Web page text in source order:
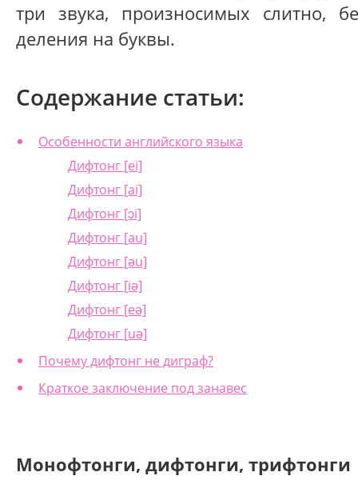
три звука, произносимых слитно,
деления на буквы.
Содержание статьи:
Особенности английского языка
Дифтонг [ei]
Дифтонг [ai]
Дифтонг [ɔi]
Дифтонг [au]
Дифтонг [əu]
Дифтонг [iə]
Дифтонг [eə]
Дифтонг [uə]
Почему дифтонг не диграф?
Краткое заключение под занавес
Монофтонги, дифтонги, трифтонги